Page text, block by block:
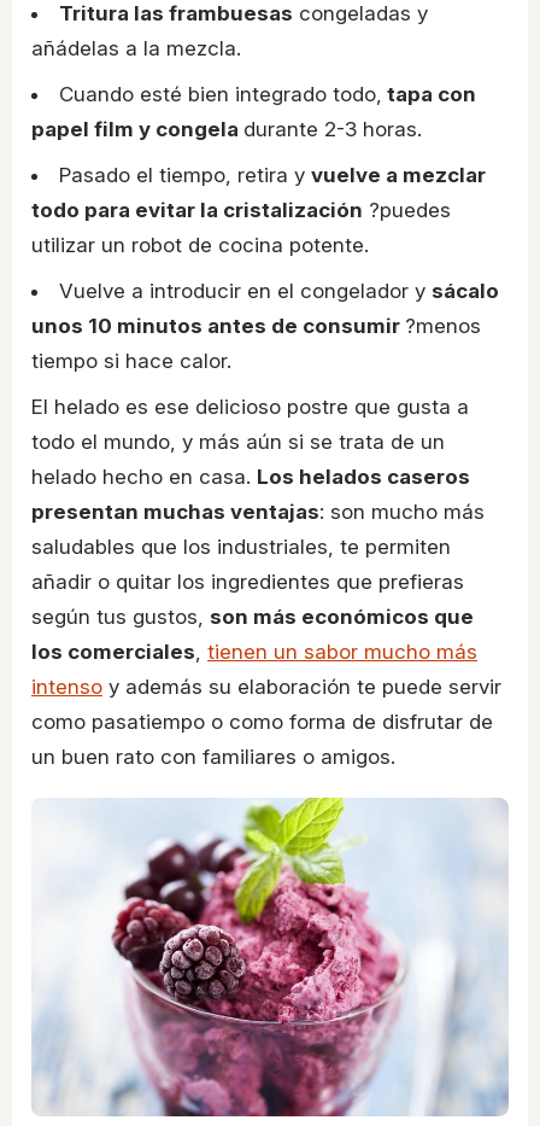
Tritura las frambuesas congeladas y
añádelas a la mezcla.
Cuando esté bien integrado todo, tapa con
papel film y congela durante 2-3 horas.
Pasado el tiempo, retira y vuelve a mezclar
todo para evitar la cristalización ?puedes
utilizar un robot de cocina potente.
Vuelve a introducir en el congelador y sácalo
unos 10 minutos antes de consumir ?menos
tiempo si hace calor.
El helado es ese delicioso postre que gusta a
todo el mundo, y más aún si se trata de un
helado hecho en casa. Los helados caseros
presentan muchas ventajas: son mucho más
saludables que los industriales, te permiten
añadir o quitar los ingredientes que prefieras
según tus gustos, son más económicos que
los comerciales, tienen un sabor mucho más
intenso y además su elaboración te puede servir
como pasatiempo o como forma de disfrutar de
un buen rato con familiares o amigos.